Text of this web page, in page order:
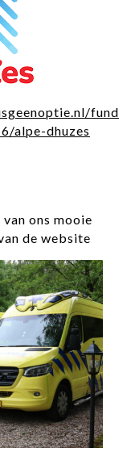
fund
alpe-dhuzes
ons mooie
de website